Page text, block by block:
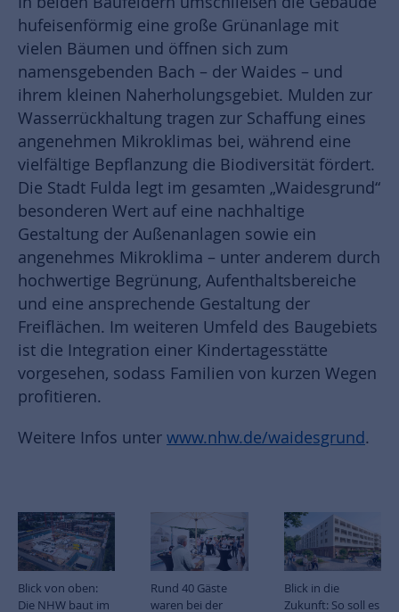
hufeisenförmig eine große Grünanlage mit
vielen Bäumen und öffnen sich zum
namensgebenden Bach – der Waides – und
ihrem kleinen Naherholungsgebiet. Mulden zur
Wasserrückhaltung tragen zur Schaffung eines
angenehmen Mikroklimas bei, während eine
vielfältige Bepflanzung die Biodiversität fördert.
Die Stadt Fulda legt im gesamten „Waidesgrund“
besonderen Wert auf eine nachhaltige
Gestaltung der Außenanlagen sowie ein
angenehmes Mikroklima – unter anderem durch
hochwertige Begrünung, Aufenthaltsbereiche
und eine ansprechende Gestaltung der
Freiflächen. Im weiteren Umfeld des Baugebiets
ist die Integration einer Kindertagesstätte
vorgesehen, sodass Familien von kurzen Wegen
profitieren.
Weitere Infos unter www.nhw.de/waidesgrund.
Blick von oben:
Die NHW baut im
Rund 40 Gäste
waren bei der
Blick in die
Zukunft: So soll es